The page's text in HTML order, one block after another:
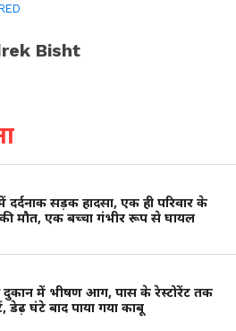
Bisht
दर्दनाक सड़क हादसा, एक ही परिवार के
की मौत, एक बच्चा गंभीर रूप से घायल
दुकान में भीषण आग, पास के रेस्टोरेंट तक
डेढ़ घंटे बाद पाया गया काबू